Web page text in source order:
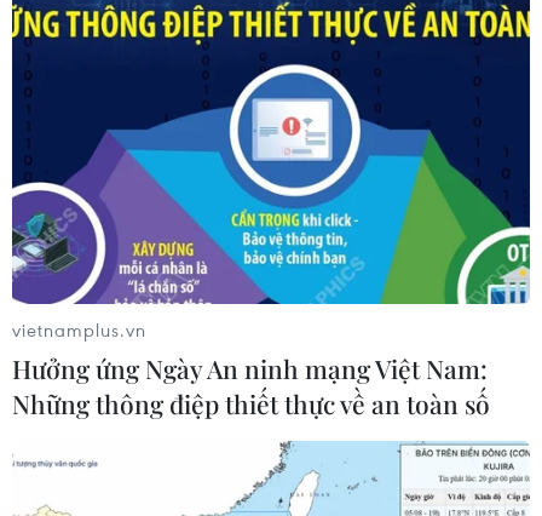
vietnamplus.vn
Hưởng ứng Ngày An ninh mạng Việt Nam:
Những thông điệp thiết thực về an toàn số